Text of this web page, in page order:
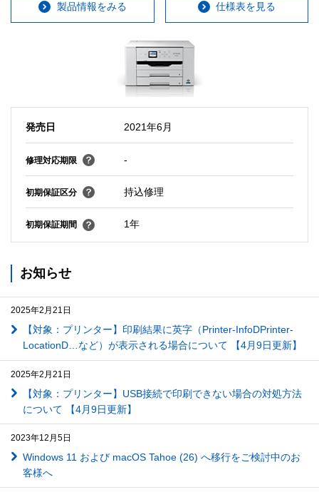
製品情報をみる 仕様表を見る
発売日 2021年6月
修理対応期限 -
初期保証区分 持込修理
初期保証期間 1年
お知らせ
2025年2月21日
【対象：プリンター】印刷結果に英字（Printer-InfoDPrinter-
LocationD…など）が表示される場合について 【4月9日更新】
2025年2月21日
【対象：プリンター】USB接続で印刷できない場合の対処方法
について 【4月9日更新】
2023年12月5日
Windows 11 および macOS Tahoe (26) へ移行をご検討中のお
客様へ